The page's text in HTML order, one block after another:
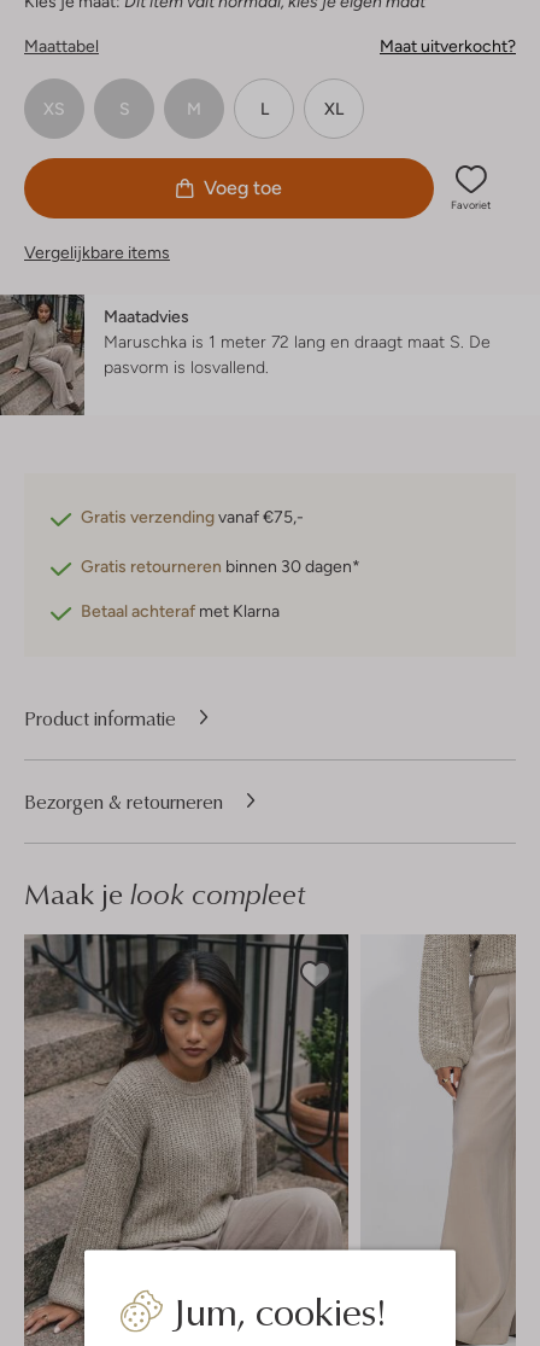
Jum, cookies!
Maattabel Maat uitverkocht?
XS S M L XL
Voeg toe
Favoriet
Vergelijkbare items
Maatadvies
Maruschka is 1 meter 72 lang en draagt maat S. De
pasvorm is losvallend
Gratis verzendingvanaf €75,-
Gratis retourneren binnen 30 dagen*
Betaal achteraf met Klarna
Product informatie
Bezorgen & retourneren
Maak je look compleet